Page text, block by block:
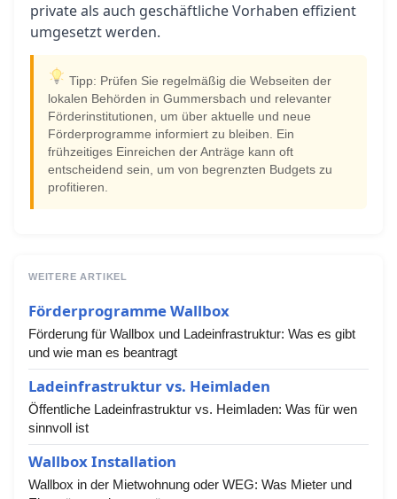
private als auch geschäftliche Vorhaben effizient
umgesetzt werden.
Tipp: Prüfen Sie regelmäßig die Webseiten der
lokalen Behörden in Gummersbach und relevanter
Förderinstitutionen, um über aktuelle und neue
Förderprogramme informiert zu bleiben. Ein
frühzeitiges Einreichen der Anträge kann oft
entscheidend sein, um von begrenzten Budgets zu
profitieren.
WEITERE ARTIKEL
Förderprogramme Wallbox
Förderung für Wallbox und Ladeinfrastruktur: Was es gibt
und wie man es beantragt
Ladeinfrastruktur vs. Heimladen
Öffentliche Ladeinfrastruktur vs. Heimladen: Was für wen
sinnvoll ist
Wallbox Installation
Wallbox in der Mietwohnung oder WEG: Was Mieter und